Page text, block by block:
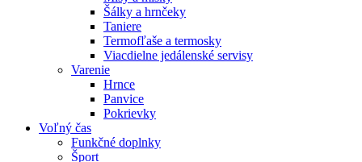
Šálky a hrnčeky
Taniere
Termofľaše a termosky
Viacdielne jedálenské servisy
Varenie
Hrnce
Panvice
Pokrievky
Voľný čas
Funkčné doplnky
Šport